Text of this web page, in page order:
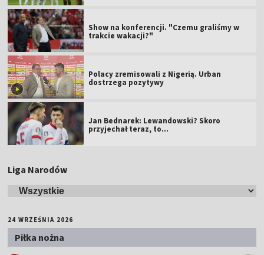
Show na konferencji. "Czemu graliśmy w
trakcie wakacji?"
Polacy zremisowali z Nigerią. Urban
dostrzega pozytywy
Jan Bednarek: Lewandowski? Skoro
przyjechał teraz, to…
Liga Narodów
24 WRZEŚNIA 2026
Piłka nożna